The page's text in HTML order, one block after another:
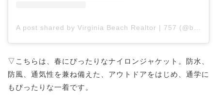
A post shared by Virginia Beach Realtor | 757 (@beccaperrel)
▽こちらは、春にぴったりなナイロンジャケット。防水、
防風、通気性を兼ね備えた、アウトドアをはじめ、通学に
もぴったりな一着です。